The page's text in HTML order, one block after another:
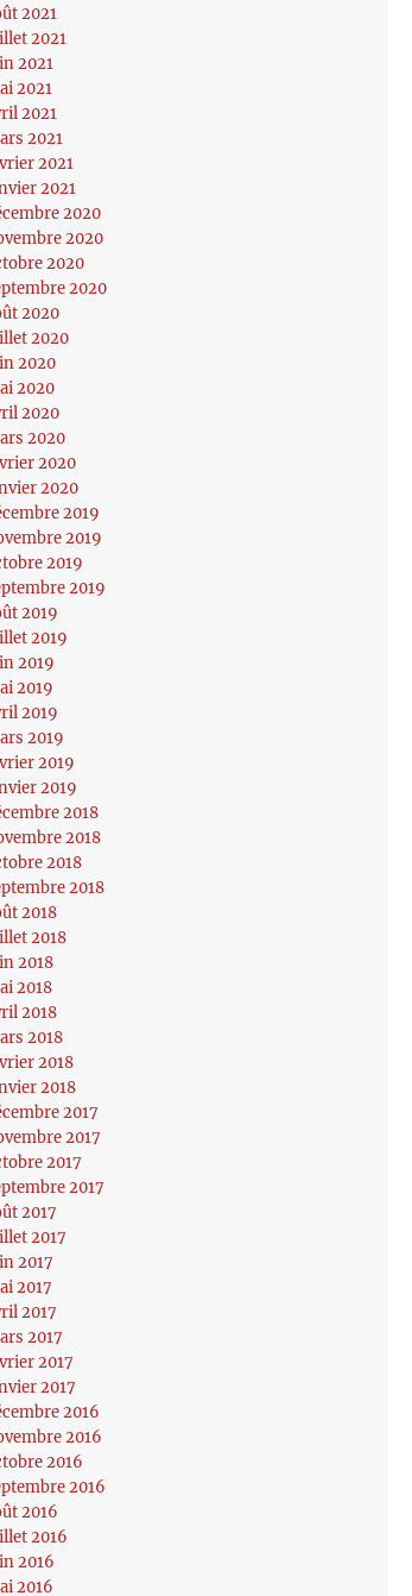
2021
2021
2021
2021
2021
2021
2021
2021
2020
2020
2020
2020
2020
2020
2020
2020
2020
2020
2020
2020
2019
2019
2019
2019
2019
2019
2019
2019
2019
2019
2019
2019
2018
2018
2018
2018
2018
2018
2018
2018
2018
2018
2018
2018
2017
2017
2017
2017
2017
2017
2017
2017
2017
2017
2017
2017
2016
2016
2016
2016
2016
2016
2016
2016